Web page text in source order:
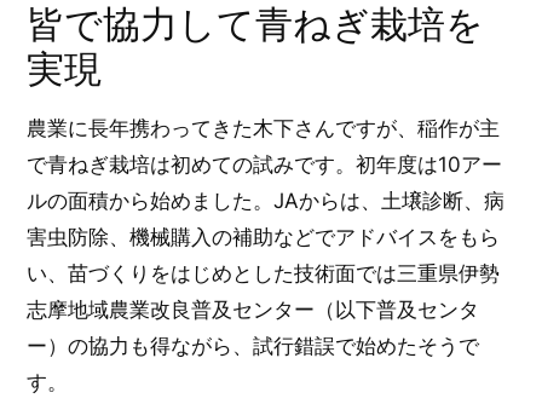
皆で協力して青ねぎ栽培を
実現
農業に長年携わってきた木下さんですが、稲作が主
で青ねぎ栽培は初めての試みです。初年度は10アー
ルの面積から始めました。JAからは、土壌診断、病
害虫防除、機械購入の補助などでアドバイスをもら
い、苗づくりをはじめとした技術面では三重県伊勢
志摩地域農業改良普及センター（以下普及センタ
ー）の協力も得ながら、試行錯誤で始めたそうで
す。